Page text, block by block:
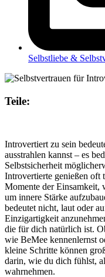
Selbstliebe &
Teile:
Introvertiert zu sein
ausstrahlen kannst – es
Selbstsicherheit
Introvertierte genießen oft
Momente der Einsamkeit,
um innere Stärke
bedeutet nicht, laut oder
Einzigartigkeit
die für dich natürlich ist.
wie BeMee kennenlernst
kleine Schritte können
darin, wie du dich fühlst,
wahrnehmen.